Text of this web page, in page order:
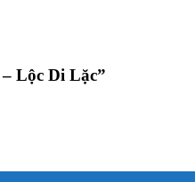
Lộc Di Lặc”